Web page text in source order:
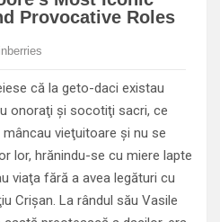
că la geto-daci existau
onoraţi şi socotiţi sacri, ce
vieţuitoare şi nu se
lor, hrănindu-se cu miere lapte
viaţa fără a avea legături cu
Crişan. La rândul său Vasile